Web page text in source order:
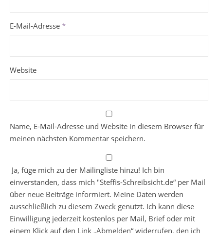
E-Mail-Adresse *
Website
Name, E-Mail-Adresse und Website in diesem Browser für
meinen nächsten Kommentar speichern.
Ja, füge mich zu der Mailingliste hinzu! Ich bin
einverstanden, dass mich "Steffis-Schreibsicht.de“ per Mail
über neue Beiträge informiert. Meine Daten werden
ausschließlich zu diesem Zweck genutzt. Ich kann diese
Einwilligung jederzeit kostenlos per Mail, Brief oder mit
einem Klick auf den Link „Abmelden“ widerrufen, den ich